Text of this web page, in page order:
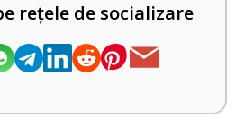
rețele de socializare